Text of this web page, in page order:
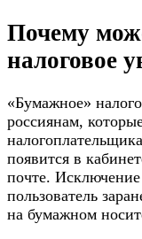
Почему
налоговое
«Бумажное»
россиянам,
появится в
почте. Исключение
пользователь
на бумажном